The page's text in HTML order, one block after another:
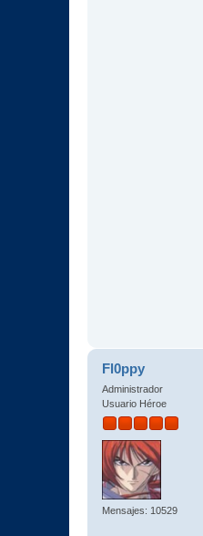
Fl0ppy
Administrador
Usuario Héroe
Mensajes: 10529